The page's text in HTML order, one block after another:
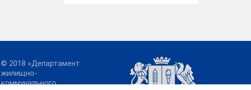
© 2018 «Департамент
жилищно-
коммунального